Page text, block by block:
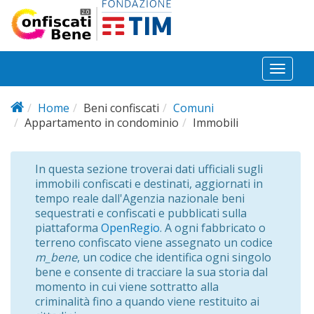
Salta al contenuto principale
Toggle
Home
Beni confiscati
Comuni
Appartamento in condominio
Immobili
In questa sezione troverai dati ufficiali sugli
immobili confiscati e destinati, aggiornati in
tempo reale dall'Agenzia nazionale beni
sequestrati e confiscati e pubblicati sulla
piattaforma OpenRegio. A ogni fabbricato o
terreno confiscato viene assegnato un codice
m_bene, un codice che identifica ogni singolo
bene e consente di tracciare la sua storia dal
momento in cui viene sottratto alla
criminalità fino a quando viene restituito ai